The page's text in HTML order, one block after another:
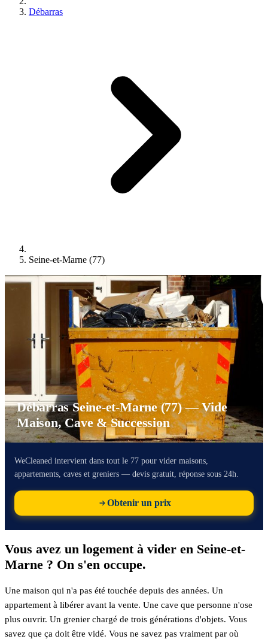
Débarras
Seine-et-Marne (77)
Débarras Seine-et-Marne (77) — Vide
Maison, Cave & Succession
WeCleaned intervient dans tout le 77 pour vider maisons,
appartements, caves et greniers — devis gratuit, réponse sous 24h.
Obtenir un prix
Vous avez un logement à vider en Seine-et-
Marne ? On s'en occupe.
Une maison qui n'a pas été touchée depuis des années. Un
appartement à libérer avant la vente. Une cave que personne n'ose
plus ouvrir. Un grenier chargé de trois générations d'objets. Vous
savez que ça doit être vidé. Vous ne savez pas vraiment par où